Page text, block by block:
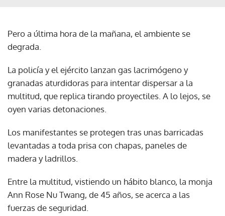
Pero a última hora de la mañana, el ambiente se
degrada.
La policía y el ejército lanzan gas lacrimógeno y
granadas aturdidoras para intentar dispersar a la
multitud, que replica tirando proyectiles. A lo lejos, se
oyen varias detonaciones.
Los manifestantes se protegen tras unas barricadas
levantadas a toda prisa con chapas, paneles de
madera y ladrillos.
Entre la multitud, vistiendo un hábito blanco, la monja
Ann Rose Nu Twang, de 45 años, se acerca a las
fuerzas de seguridad.